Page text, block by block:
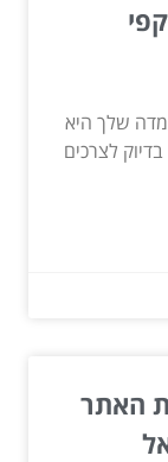
שלך היא
לצרכים
האתר